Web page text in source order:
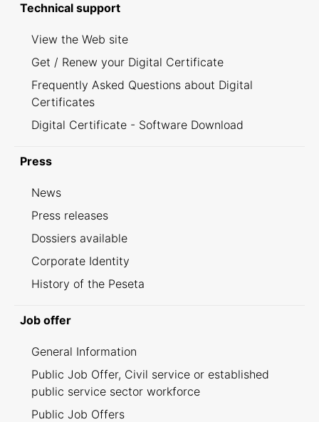
Technical support
View the Web site
Get / Renew your Digital Certificate
Frequently Asked Questions about Digital
Certificates
Digital Certificate - Software Download
Press
News
Press releases
Dossiers available
Corporate Identity
History of the Peseta
Job offer
General Information
Public Job Offer, Civil service or established
public service sector workforce
Public Job Offers